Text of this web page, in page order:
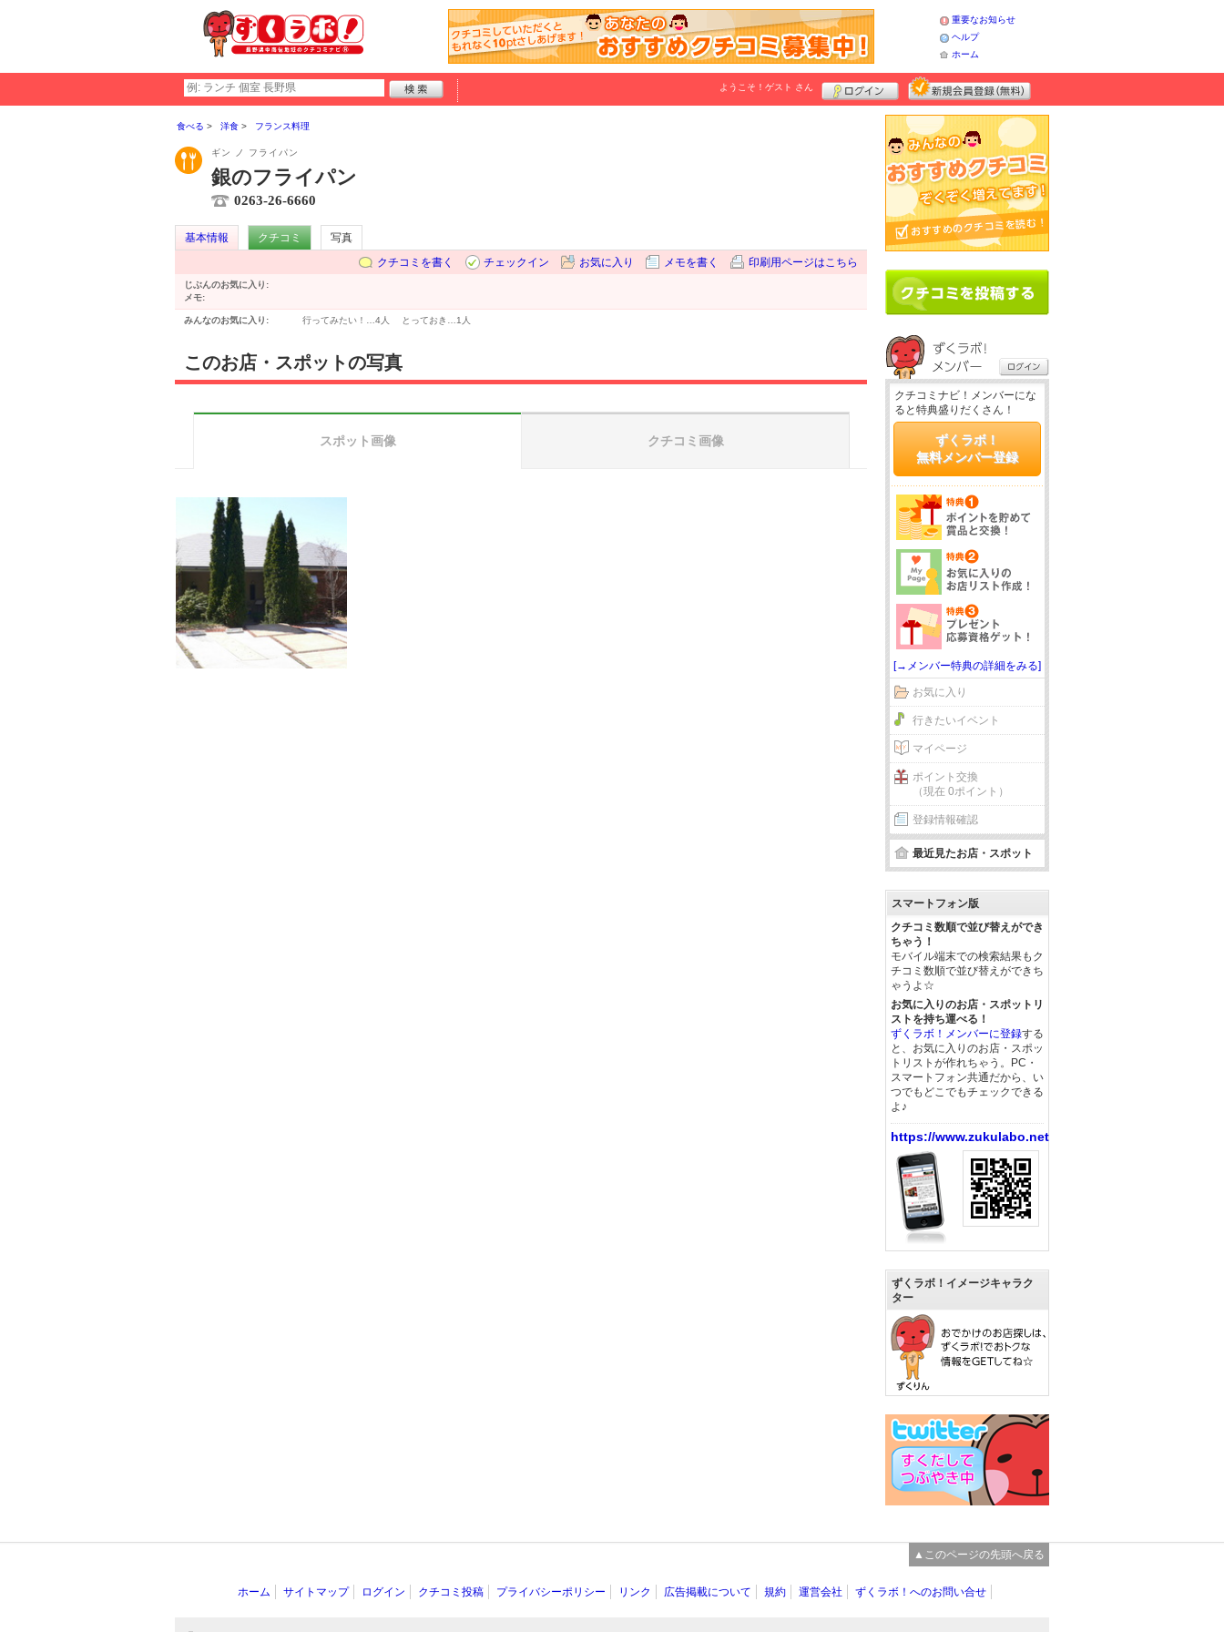
重要なお知らせ
ヘルプ
ホーム
ようこそ！ ゲスト さん
食べる 洋食 フランス料理
ギン ノ フライパン
銀のフライパン
0263-26-6660
基本情報 クチコミ
写真
クチコミを書く
チェックイン お気に入り メモを書く 印刷用ページはこちら
じぶんのお気に入り:
メモ:
みんなのお気に入り: 行ってみたい！… 4人 とっておき… 1人
このお店・スポットの写真
スポット画像 クチコミ画像
クチコミナビ！メンバーにな
ると特典盛りだくさん！
ずくラボ！
無料メンバー登録
[→メンバー特典の詳細をみる]
お気に入り
行きたいイベント
マイページ
ポイント交換
（現在 0ポイント）
登録情報確認
最近見たお店・スポット
スマートフォン版
クチコミ数順で並び替えができ
ちゃう！
モバイル端末での検索結果もク
チコミ数順で並び替えができち
ゃうよ☆
お気に入りのお店・スポットリ
ストを持ち運べる！
ずくラボ！メンバーに登録する
と、お気に入りのお店・スポッ
トリストが作れちゃう。PC・
スマートフォン共通だから、い
つでもどこでもチェックできる
よ♪
https://www.zukulabo.net/
ずくラボ！イメージキャラク
ター
▲このページの先頭へ戻る
ホーム サイトマップ ログイン クチコミ投稿 プライバシーポリシー リンク 広告掲載について 規約 運営会社 ずくラボ！へのお問い合せ